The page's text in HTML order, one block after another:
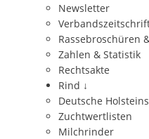
Newsletter
Rassebroschüren
Zahlen & Statistik
Rechtsakte
Rind ↓
Deutsche Holsteins
Zuchtwertlisten
Milchrinder